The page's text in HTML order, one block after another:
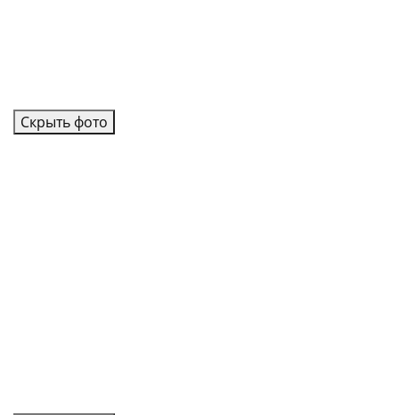
Скрыть фото